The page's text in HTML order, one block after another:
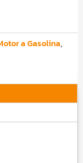
a Gasolina,